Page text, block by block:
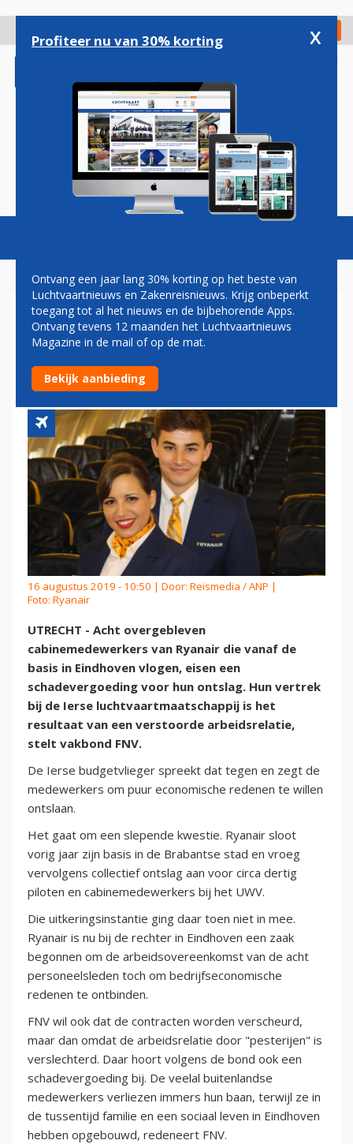
gaan
Check in
Magazine Podcasts Vacatures
CABINEPERSONEEL EIST
ONTSLAGVERGOEDING VAN
RYANAIR
16 augustus 2019 - 10:50 | Door: Reismedia / ANP |
Foto: Ryanair
UTRECHT - Acht overgebleven
cabinemedewerkers van Ryanair die vanaf de
basis in Eindhoven vlogen, eisen een
schadevergoeding voor hun ontslag. Hun vertrek
bij de Ierse luchtvaartmaatschappij is het
resultaat van een verstoorde arbeidsrelatie,
stelt vakbond FNV.
De Ierse budgetvlieger spreekt dat tegen en zegt de
medewerkers om puur economische redenen te willen
ontslaan.
Het gaat om een slepende kwestie. Ryanair sloot
vorig jaar zijn basis in de Brabantse stad en vroeg
vervolgens collectief ontslag aan voor circa dertig
piloten en cabinemedewerkers bij het UWV.
Die uitkeringsinstantie ging daar toen niet in mee.
Ryanair is nu bij de rechter in Eindhoven een zaak
begonnen om de arbeidsovereenkomst van de acht
personeelsleden toch om bedrijfseconomische
redenen te ontbinden.
FNV wil ook dat de contracten worden verscheurd,
maar dan omdat de arbeidsrelatie door "pesterijen" is
verslechterd. Daar hoort volgens de bond ook een
schadevergoeding bij. De veelal buitenlandse
medewerkers verliezen immers hun baan, terwijl ze in
de tussentijd familie en een sociaal leven in Eindhoven
hebben opgebouwd, redeneert FNV.
Profiteer nu van 30% korting x
Ontvang een jaar lang 30% korting op het beste van
Luchtvaartnieuws en Zakenreisnieuws. Krijg onbeperkt
toegang tot al het nieuws en de bijbehorende Apps.
Ontvang tevens 12 maanden het Luchtvaartnieuws
Magazine in de mail of op de mat.
Bekijk aanbieding